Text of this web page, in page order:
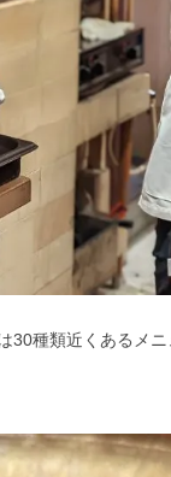
30種類近くあるメ